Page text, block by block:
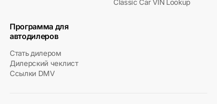
Classic Car VIN Lookup
Программа для
автодилеров
Стать дилером
Дилерский чеклист
Ссылки DMV